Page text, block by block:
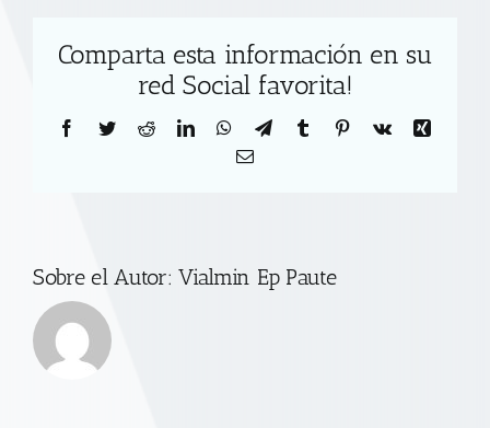
Comparta esta información en su
red Social favorita!
Facebook
TwitterRedditLinkedInWhatsApp
TelegramTumblr Pinterest
Vk
Xing
Correo
Sobre el Autor:Vialmin Ep Paute